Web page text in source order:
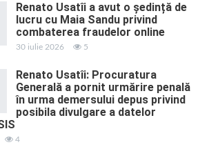
Renato Usatîi a avut o ședință de
lucru cu Maia Sandu privind
combaterea fraudelor online
30 iulie 2026 5
Renato Usatîi: Procuratura
Generală a pornit urmărire penală
în urma demersului depus privind
posibila divulgare a datelor
4